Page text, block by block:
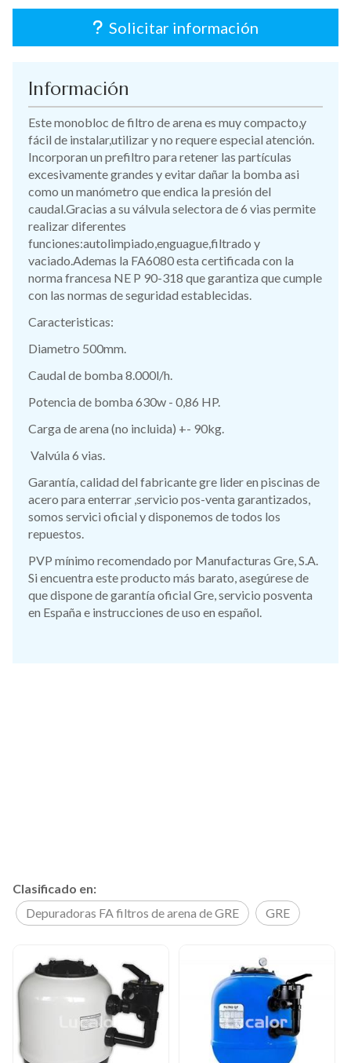
Solicitar información
Información
Este monobloc de filtro de arena es muy compacto,y
fácil de instalar,utilizar y no requere especial atención.
Incorporan un prefiltro para retener las partículas
excesivamente grandes y evitar dañar la bomba asi
como un manómetro que endica la presión del
caudal.Gracias a su válvula selectora de 6 vias permite
realizar diferentes
funciones:autolimpiado,enguague,filtrado y
vaciado.Ademas la FA6080 esta certificada con la
norma francesa NE P 90-318 que garantiza que cumple
con las normas de seguridad establecidas.
Caracteristicas:
Diametro 500mm.
Caudal de bomba 8.000l/h.
Potencia de bomba 630w - 0,86 HP.
Carga de arena (no incluida) +- 90kg.
Valvúla 6 vias.
Garantía, calidad del fabricante gre lider en piscinas de
acero para enterrar ,servicio pos-venta garantizados,
somos servici oficial y disponemos de todos los
repuestos.
PVP mínimo recomendado por Manufacturas Gre, S.A.
Si encuentra este producto más barato, asegúrese de
que dispone de garantía oficial Gre, servicio posventa
en España e instrucciones de uso en español.
Clasificado en:
Depuradoras FA filtros de arena de GRE
GRE